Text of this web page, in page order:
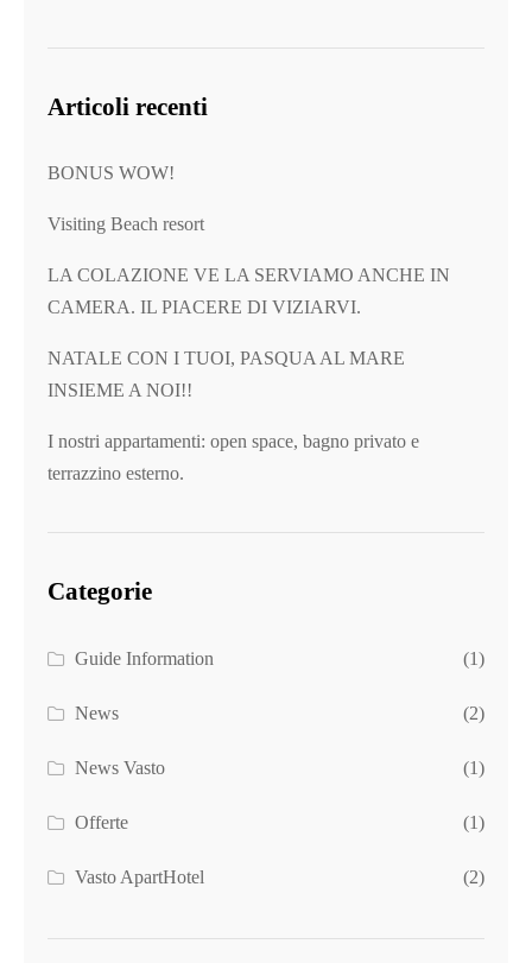
Articoli recenti
BONUS WOW!
Visiting Beach resort
LA COLAZIONE VE LA SERVIAMO ANCHE IN
CAMERA. IL PIACERE DI VIZIARVI.
NATALE CON I TUOI, PASQUA AL MARE
INSIEME A NOI!!
I nostri appartamenti: open space, bagno privato e
terrazzino esterno.
Categorie
Guide Information (1)
News (2)
News Vasto (1)
Offerte (1)
Vasto ApartHotel (2)